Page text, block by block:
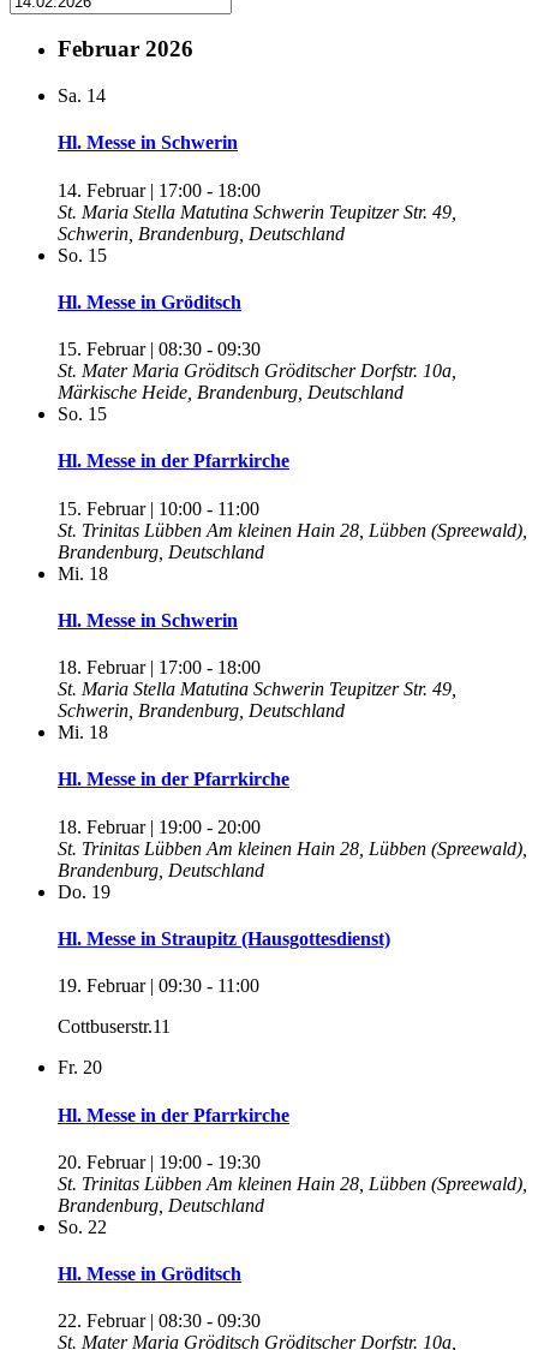
Februar 2026
Sa. 14
Hl. Messe in Schwerin
14. Februar | 17:00 - 18:00
St. Maria Stella Matutina Schwerin Teupitzer Str. 49,
Schwerin, Brandenburg, Deutschland
So. 15
Hl. Messe in Gröditsch
15. Februar | 08:30 - 09:30
St. Mater Maria Gröditsch Gröditscher Dorfstr. 10a,
Märkische Heide, Brandenburg, Deutschland
So. 15
Hl. Messe in der Pfarrkirche
15. Februar | 10:00 - 11:00
St. Trinitas Lübben Am kleinen Hain 28, Lübben (Spreewald),
Brandenburg, Deutschland
Mi. 18
Hl. Messe in Schwerin
18. Februar | 17:00 - 18:00
St. Maria Stella Matutina Schwerin Teupitzer Str. 49,
Schwerin, Brandenburg, Deutschland
Mi. 18
Hl. Messe in der Pfarrkirche
18. Februar | 19:00 - 20:00
St. Trinitas Lübben Am kleinen Hain 28, Lübben (Spreewald),
Brandenburg, Deutschland
Do. 19
Hl. Messe in Straupitz (Hausgottesdienst)
19. Februar | 09:30 - 11:00
Cottbuserstr.11
Fr. 20
Hl. Messe in der Pfarrkirche
20. Februar | 19:00 - 19:30
St. Trinitas Lübben Am kleinen Hain 28, Lübben (Spreewald),
Brandenburg, Deutschland
So. 22
Hl. Messe in Gröditsch
22. Februar | 08:30 - 09:30
St. Mater Maria Gröditsch Gröditscher Dorfstr. 10a,